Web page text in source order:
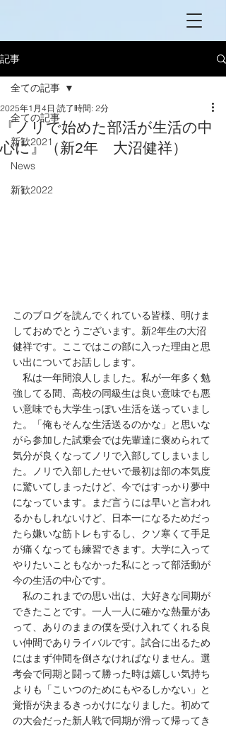
記事
全ての記事
新歓2021
News
新歓2022
全ての記事
『ノリで始めた部活が生活の中
心に』（新2年 大沼健祥）
2025年1月4日 読了時間: 2分
このブログを読んでくれている皆様、明けま
しておめでとうございます。新2年生の大沼
健祥です。ここではこの部に入った理由と思
い出についてお話しします。
私は一年間浪人しました。私が一年多く勉
強してる間、高校の同級生は良い意味でも悪
い意味でも大学生っぽい生活を送っていまし
た。「俺もそんな生活送るのかな」と思いな
がら参加した試乗会では先輩達に褒められて
気分が良くなってノリで入部してしまいまし
た。ノリで入部したせいで最初は部の本気度
に驚いてしまったけど、今ではすっかり夢中
になっています。まだ言うには早いと言われ
るかもしれないけど、日本一になるためだっ
たら嫌いな筋トレもするし、クソ寒くて手足
が痛くなっても練習できます。大学に入って
やりたいこともなかった私にとって部活動が
今の生活の中心です。
私のこれまでの思い出は、大好きな同期が
できたことです。一人一人に確かな熱量があ
って、ありのままの僕を受け入れてくれる良
い仲間でありライバルです。試合に出るため
にはまず仲間を倒さなければなりません。選
考会で同期と闘って勝った時は嬉しい気持ち
よりも「こいつのためにもやるしかない」と
覚悟が決まるきっかけになりました。初めて
の大会だった新人戦で同期が滑って帰ってき